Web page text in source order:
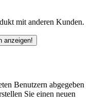
mit anderen Kunden.
anzeigen!
Benutzern abgegeben
Sie einen neuen